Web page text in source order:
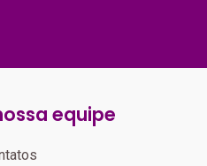
equipe